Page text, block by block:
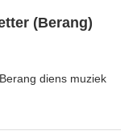
(Berang)
diens muziek